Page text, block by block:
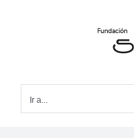
Ir a...